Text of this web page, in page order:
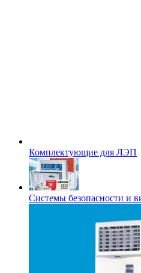
Комплектующие для ЛЭП
Системы безопасности и